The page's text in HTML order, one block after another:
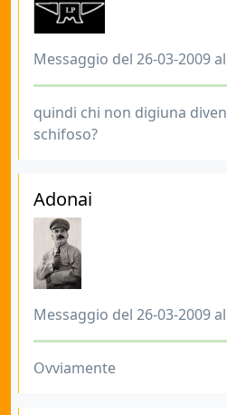
Messaggio del 26-03-2009
quindi chi non digiuna
schifoso?
Adonai
Messaggio del 26-03-2009
Ovviamente